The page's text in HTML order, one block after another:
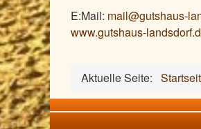
E:Mail: mail@gutshaus-
www.gutshaus-
Aktuelle Seite: